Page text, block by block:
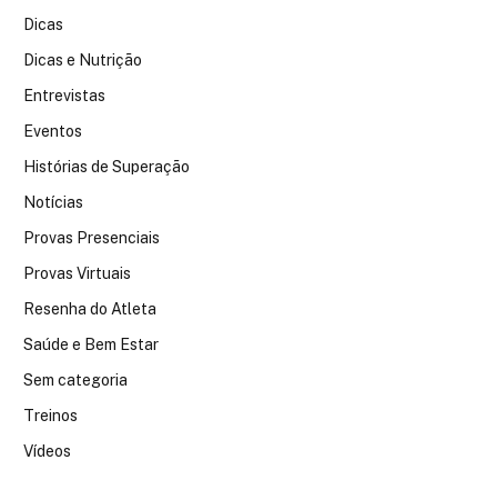
Dicas
Dicas e Nutrição
Entrevistas
Eventos
Histórias de Superação
Notícias
Provas Presenciais
Provas Virtuais
Resenha do Atleta
Saúde e Bem Estar
Sem categoria
Treinos
Vídeos